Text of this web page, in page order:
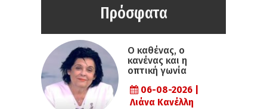
Πρόσφατα
Ο καθένας, ο
κανένας και η
οπτική γωνία
06-08-2026 |
Λιάνα Κανέλλη